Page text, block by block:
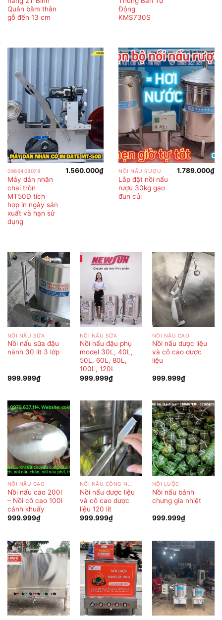
Quân băm thân
gỗ đến 13 cm
1.600.000₫.
Động
KMS730S
0966408078
Máy dán nhãn
chai tròn
MT50D tích
hợp in ngày sản
xuất và hạn sử
dụng
1.560.000₫ NỒI NẤU RƯỢU
Lắp đặt nồi nấu
rượu 30kg gạo
đun củi
1.789.000₫
NỒI NẤU SỮA
Nồi nấu sữa đậu
nành 30 lít 3 lớp
999.999₫
NỒI NẤU SỮA
Nồi nấu đậu phụ
model 30L, 40L,
50L, 60L, 80L,
100L, 120L
999.999₫
NỒI NẤU CAO
Nồi nấu dược liệu
và cô cao dược
liệu
999.999₫
NỒI NẤU CAO
Nồi nấu cao 200l
– Nồi cô cao 100l
cánh khuấy
999.999₫
Nồi nấu dược liệu
và cô cao dược
liệu 120 lít
999.999₫
NỒI LUỘC
Nồi nấu bánh
chưng gia nhiệt
999.999₫